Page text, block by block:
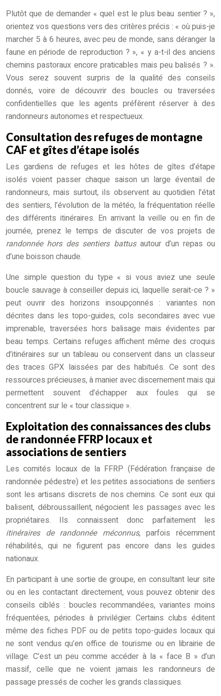
Plutôt que de demander « quel est le plus beau sentier ? »,
orientez vos questions vers des critères précis : « où puis-je
marcher 5 à 6 heures, avec peu de monde, sans déranger la
faune en période de reproduction ? », « y a-t-il des anciens
chemins pastoraux encore praticables mais peu balisés ? ».
Vous serez souvent surpris de la qualité des conseils
donnés, voire de découvrir des boucles ou traversées
confidentielles que les agents préfèrent réserver à des
randonneurs autonomes et respectueux.
Consultation des refuges de montagne
CAF et gîtes d’étape isolés
Les gardiens de refuges et les hôtes de gîtes d’étape
isolés voient passer chaque saison un large éventail de
randonneurs, mais surtout, ils observent au quotidien l’état
des sentiers, l’évolution de la météo, la fréquentation réelle
des différents itinéraires. En arrivant la veille ou en fin de
journée, prenez le temps de discuter de vos projets de
randonnée hors des sentiers battusautour d’un repas ou
d’une boisson chaude.
Une simple question du type « si vous aviez une seule
boucle sauvage à conseiller depuis ici, laquelle serait-ce ? »
peut ouvrir des horizons insoupçonnés : variantes non
décrites dans les topo-guides, cols secondaires avec vue
imprenable, traversées hors balisage mais évidentes par
beau temps. Certains refuges affichent même des croquis
d’itinéraires sur un tableau ou conservent dans un classeur
des traces GPX laissées par des habitués. Ce sont des
ressources précieuses, à manier avec discernement mais qui
permettent souvent d’échapper aux foules qui se
concentrent sur le « tour classique ».
Exploitation des connaissances des clubs
de randonnée FFRP locaux et
associations de sentiers
Les comités locaux de la FFRP (Fédération française de
randonnée pédestre) et les petites associations de sentiers
sont les artisans discrets de nos chemins. Ce sont eux qui
balisent, débroussaillent, négocient les passages avec les
propriétaires. Ils connaissent donc parfaitement les
itinéraires de randonnée méconnus, parfois récemment
réhabilités, qui ne figurent pas encore dans les guides
nationaux.
En participant à une sortie de groupe, en consultant leur site
ou en les contactant directement, vous pouvez obtenir des
conseils ciblés : boucles recommandées, variantes moins
fréquentées, périodes à privilégier. Certains clubs éditent
même des fiches PDF ou de petits topo-guides locaux qui
ne sont vendus qu’en office de tourisme ou en librairie de
village. C’est un peu comme accéder à la « face B » d’un
massif, celle que ne voient jamais les randonneurs de
passage pressés de cocher les grands classiques.